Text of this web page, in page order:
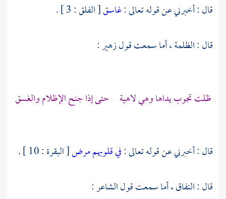
قال : أخبرني عن قوله تعالى :غاسق[ الفلق : 3 ] .
قال : الظلمة ، أما سمعت قولزهير:
ظلت تجوب يداها وهي لاهية حتى إذا جنح الإظلام والغسق
قال : أخبرني عن قوله تعالى :في قلوبهم مرض[ البقرة : 10 ] .
قال : النفاق ، أما سمعت قول الشاعر :